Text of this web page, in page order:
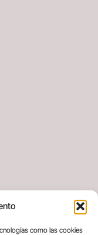
como las cookies